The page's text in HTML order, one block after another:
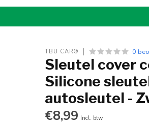
TBU CAR® 0
Sleutel cover
Silicone
autosleutel -
€8,99 Incl. btw